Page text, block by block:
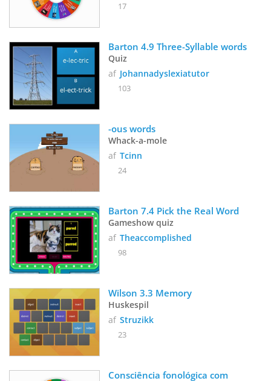
17
Barton 4.9 Three-Syllable words
Quiz
af Johannadyslexiatutor
103
-ous words
Whack-a-mole
af Tcinn
24
Barton 7.4 Pick the Real Word
Gameshow quiz
af Theaccomplished
98
Wilson 3.3 Memory
Huskespil
af Struzikk
23
Consciência fonológica com